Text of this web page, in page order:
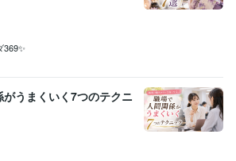
うまくいく7つのテクニ